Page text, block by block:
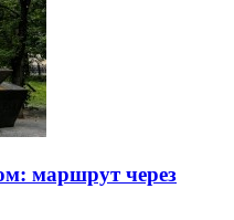
маршрут через